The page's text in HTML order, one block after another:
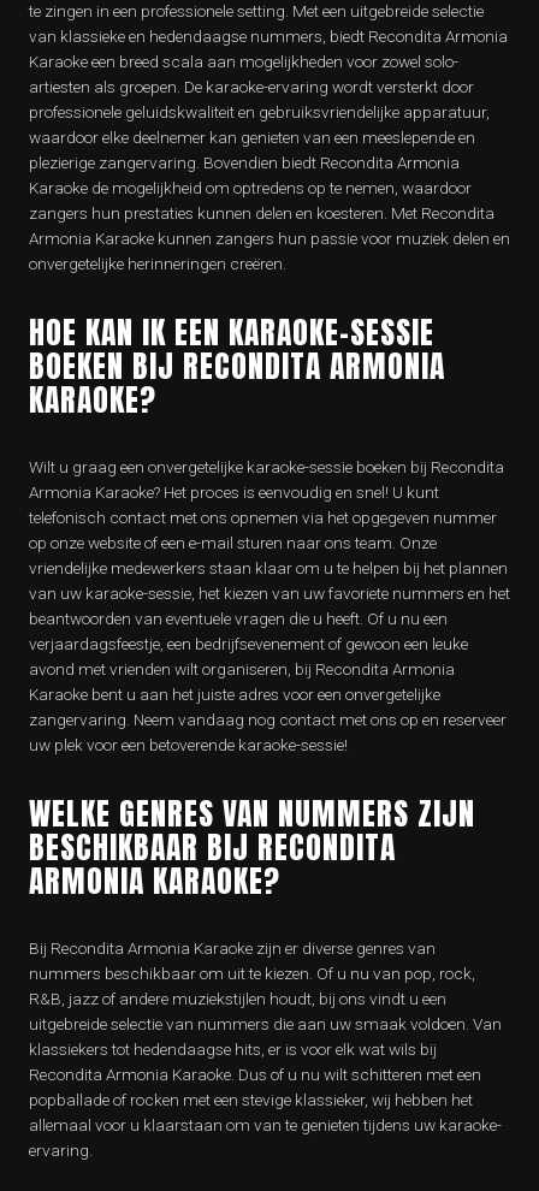
te zingen in een professionele setting. Met een uitgebreide selectie
van klassieke en hedendaagse nummers, biedt Recondita Armonia
Karaoke een breed scala aan mogelijkheden voor zowel solo-
artiesten als groepen. De karaoke-ervaring wordt versterkt door
professionele geluidskwaliteit en gebruiksvriendelijke apparatuur,
waardoor elke deelnemer kan genieten van een meeslepende en
plezierige zangervaring. Bovendien biedt Recondita Armonia
Karaoke de mogelijkheid om optredens op te nemen, waardoor
zangers hun prestaties kunnen delen en koesteren. Met Recondita
Armonia Karaoke kunnen zangers hun passie voor muziek delen en
onvergetelijke herinneringen creëren.
HOE KAN IK EEN KARAOKE-SESSIE
BOEKEN BIJ RECONDITA ARMONIA
KARAOKE?
Wilt u graag een onvergetelijke karaoke-sessie boeken bij Recondita
Armonia Karaoke? Het proces is eenvoudig en snel! U kunt
telefonisch contact met ons opnemen via het opgegeven nummer
op onze website of een e-mail sturen naar ons team. Onze
vriendelijke medewerkers staan klaar om u te helpen bij het plannen
van uw karaoke-sessie, het kiezen van uw favoriete nummers en het
beantwoorden van eventuele vragen die u heeft. Of u nu een
verjaardagsfeestje, een bedrijfsevenement of gewoon een leuke
avond met vrienden wilt organiseren, bij Recondita Armonia
Karaoke bent u aan het juiste adres voor een onvergetelijke
zangervaring. Neem vandaag nog contact met ons op en reserveer
uw plek voor een betoverende karaoke-sessie!
WELKE GENRES VAN NUMMERS ZIJN
BESCHIKBAAR BIJ RECONDITA
ARMONIA KARAOKE?
Bij Recondita Armonia Karaoke zijn er diverse genres van
nummers beschikbaar om uit te kiezen. Of u nu van pop, rock,
R&B, jazz of andere muziekstijlen houdt, bij ons vindt u een
uitgebreide selectie van nummers die aan uw smaak voldoen. Van
klassiekers tot hedendaagse hits, er is voor elk wat wils bij
Recondita Armonia Karaoke. Dus of u nu wilt schitteren met een
popballade of rocken met een stevige klassieker, wij hebben het
allemaal voor u klaarstaan om van te genieten tijdens uw karaoke-
ervaring.